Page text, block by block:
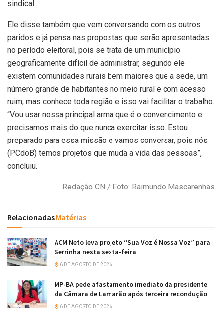
sindical.
Ele disse também que vem conversando com os outros
paridos e já pensa nas propostas que serão apresentadas
no período eleitoral, pois se trata de um município
geograficamente difícil de administrar, segundo ele
existem comunidades rurais bem maiores que a sede, um
número grande de habitantes no meio rural e com acesso
ruim, mas conhece toda região e isso vai facilitar o trabalho.
“Vou usar nossa principal arma que é o convencimento e
precisamos mais do que nunca exercitar isso. Estou
preparado para essa missão e vamos conversar, pois nós
(PCdoB) temos projetos que muda a vida das pessoas”,
concluiu.
Redação CN / Foto: Raimundo Mascarenhas
Relacionadas Matérias
ACM Neto leva projeto “Sua Voz é Nossa Voz” para
Serrinha nesta sexta-feira
6 DE AGOSTO DE 2026
MP-BA pede afastamento imediato da presidente
da Câmara de Lamarão após terceira recondução
6 DE AGOSTO DE 2026